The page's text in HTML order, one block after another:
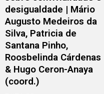
desigualdade | Mário
Augusto Medeiros da
Silva, Patricia de
Santana Pinho,
Roosbelinda Cárdenas
& Hugo Ceron-Anaya
(coord.)